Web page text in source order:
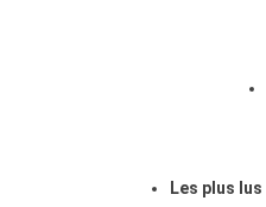
Les plus lus